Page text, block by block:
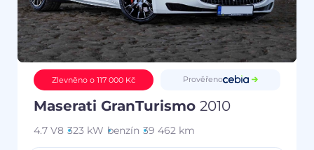
Zlevněno o 117 000 Kč Prověřeno
Maserati GranTurismo 2010
4.7 V8 323 kW benzín 39 462 km